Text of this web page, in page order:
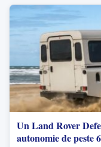
Un Land Rover
autonomie de peste